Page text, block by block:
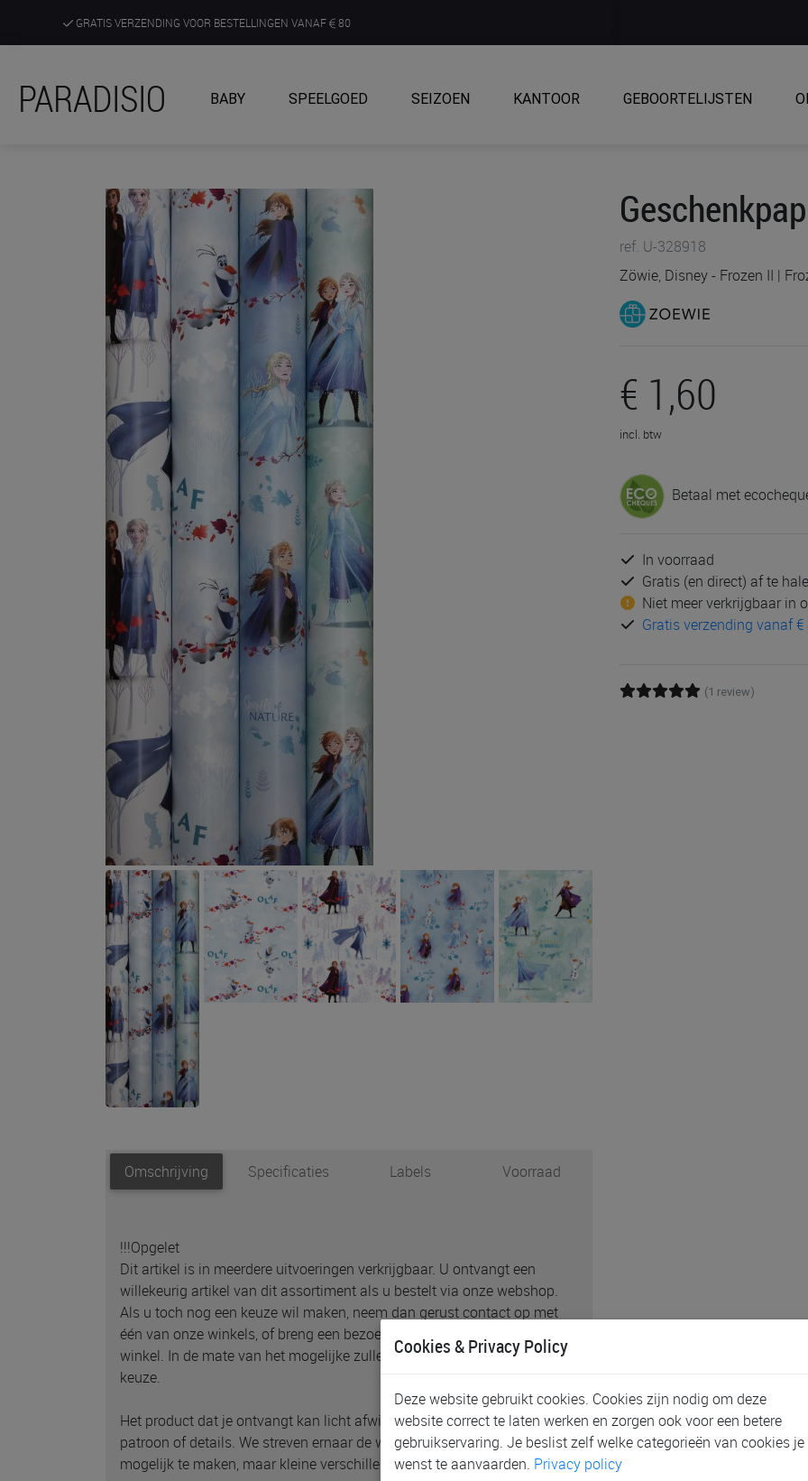
GRATIS VERZENDING VOOR BESTELLINGEN VANAF 80
ONTDEK, BELEEF EN KRIJG ADVIES IN ONZE WINKELS
PARADISIO BABY SPEELGOED SEIZOEN KANTOOR GEBOORTELIJSTEN
Omschrijving Specificaties Labels Voorraad
!!!Opgelet
Dit artikel is in meerdere uitvoeringen verkrijgbaar. U ontvangt een
willekeurig artikel van dit assortiment als u bestelt via onze webshop.
Als u toch nog een keuze wil maken, neem dan gerust contact op met
één van onze winkels, of breng een bezoekje aan uw dichtstbijzijnde
winkel. In de mate van het mogelijke zullen wij rekening houden met uw
keuze.
Het product dat je ontvangt kan licht afwijken van de afbeelding in kleur,
patroon of details. We streven ernaar de weergave zo nauwkeurig
mogelijk te maken, maar kleine verschillen zijn mogelijk.
ref. U-328918
Zöwie, Disney - Frozen II |
€ 1,60
incl. btw
Betaal met
In voorraad
Gratis (en direct) af te
Niet meer verkrijgbaar in
Gratis verzending vanaf €
(1 review)
Cookies & Privacy Policy
Deze website gebruikt cookies. Cookies zijn nodig om deze
website correct te laten werken en zorgen ook voor een betere
gebruikservaring. Je beslist zelf welke categorieën van cookies je
wenst te aanvaarden. Privacy policy